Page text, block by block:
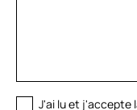
J'ai lu et j'accepte